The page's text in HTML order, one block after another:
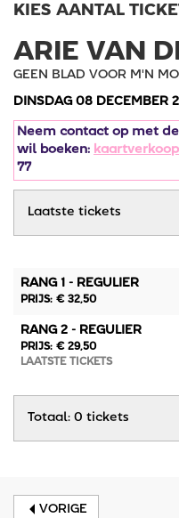
KIES AANTAL
ARIE VAN
GEEN BLAD VOOR M'N
DINSDAG 08 DECEMBER
Neem contact op met
wil boeken:
77
Laatste tickets
RANG 1 - REGULIER
PRIJS: € 32,50
RANG 2 - REGULIER
PRIJS: € 29,50
LAATSTE TICKETS
Totaal: 0 tickets
VORIGE